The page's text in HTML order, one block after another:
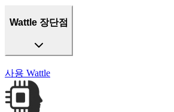
Wattle 장단점
사용 Wattle